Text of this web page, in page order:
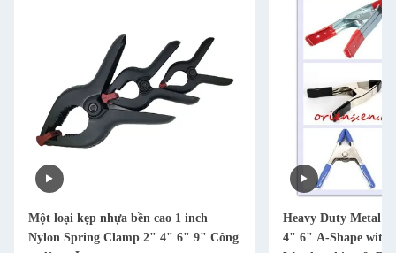
Một loại kẹp nhựa bền cao 1 inch
Nylon Spring Clamp 2" 4" 6" 9" Công
Heavy Duty Metal
4" 6" A-Shape with